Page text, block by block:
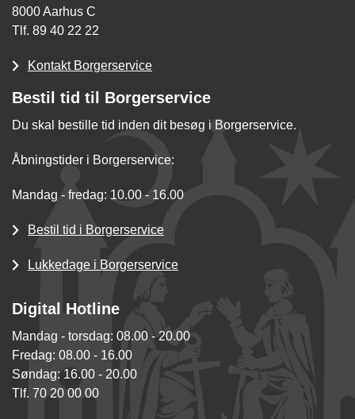
8000 Aarhus C
Tlf. 89 40 22 22
Kontakt Borgerservice
Bestil tid til Borgerservice
Du skal bestille tid inden dit besøg i Borgerservice.
Åbningstider i Borgerservice:
Mandag - fredag: 10.00 - 16.00
Bestil tid i Borgerservice
Lukkedage i Borgerservice
Digital Hotline
Mandag - torsdag: 08.00 - 20.00
Fredag: 08.00 - 16.00
Søndag: 16.00 - 20.00
Tlf. 70 20 00 00